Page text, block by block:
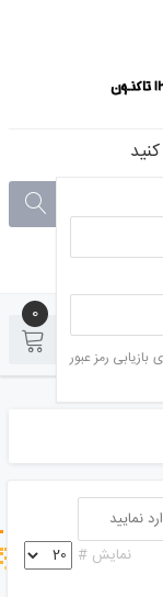
بازیابی رمز عبور
0
نمایش #